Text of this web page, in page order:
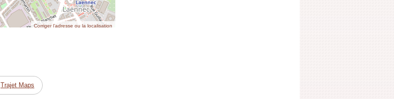
Corriger l’adresse ou la localisation
Trajet Maps